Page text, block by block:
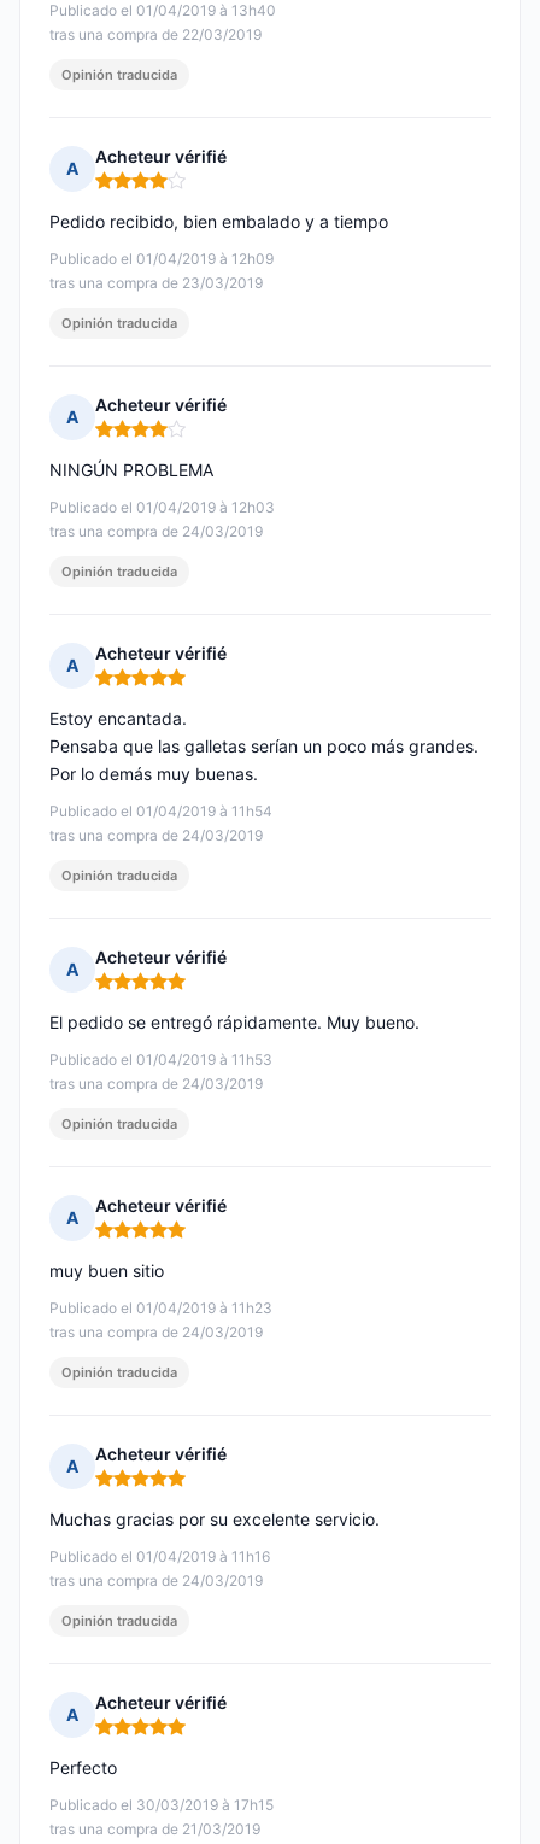
Publicado el 01/04/2019 à 13h40
tras una compra de 22/03/2019
Opinión traducida
A
Acheteur vérifié
Nota: 4 de 5
Publicado el 01/04/2019 à 12h09
tras una compra de 23/03/2019
Pedido recibido, bien embalado y a tiempo
Opinión traducida
A
Acheteur vérifié
Nota: 4 de 5
Publicado el 01/04/2019 à 12h03
tras una compra de 24/03/2019
NINGÚN PROBLEMA
Opinión traducida
A
Acheteur vérifié
Nota: 5 de 5
Publicado el 01/04/2019 à 11h54
tras una compra de 24/03/2019
Estoy encantada.
Pensaba que las galletas serían un poco más grandes.
Por lo demás muy buenas.
Opinión traducida
A
Acheteur vérifié
Nota: 5 de 5
Publicado el 01/04/2019 à 11h53
tras una compra de 24/03/2019
El pedido se entregó rápidamente. Muy bueno.
Opinión traducida
A
Acheteur vérifié
Nota: 5 de 5
Publicado el 01/04/2019 à 11h23
tras una compra de 24/03/2019
muy buen sitio
Opinión traducida
A
Acheteur vérifié
Nota: 5 de 5
Publicado el 01/04/2019 à 11h16
tras una compra de 24/03/2019
Muchas gracias por su excelente servicio.
Opinión traducida
A
Acheteur vérifié
Nota: 5 de 5
Publicado el 30/03/2019 à 17h15
tras una compra de 21/03/2019
Perfecto